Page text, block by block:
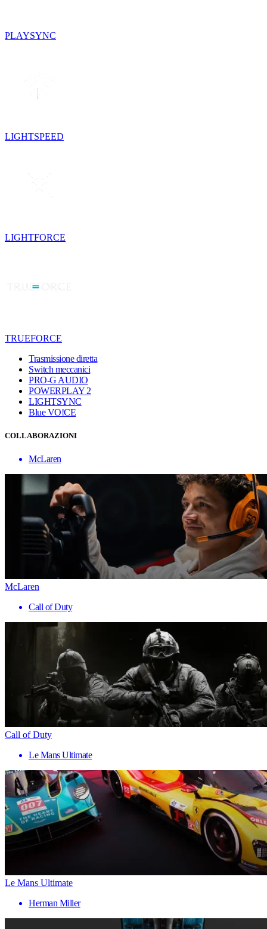
PLAYSYNC
LIGHTSPEED
LIGHTFORCE
TRUEFORCE
Trasmissione diretta
Switch meccanici
PRO-G AUDIO
POWERPLAY 2
LIGHTSYNC
Blue VO!CE
COLLABORAZIONI
McLaren
McLaren
Call of Duty
Call of Duty
Le Mans Ultimate
Le Mans Ultimate
Herman Miller